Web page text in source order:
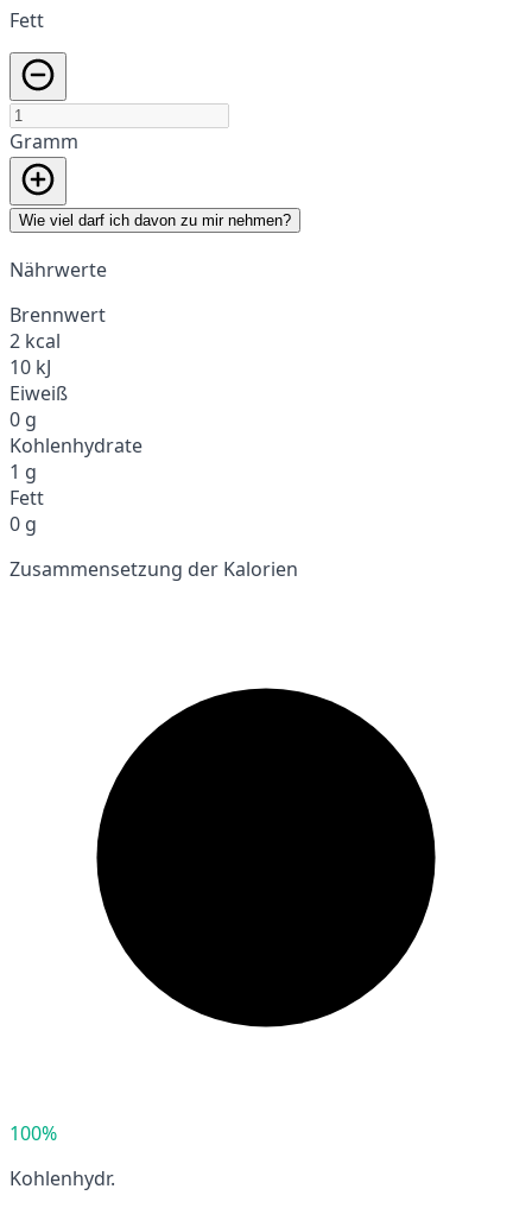
Fett
Gramm
Wie viel darf ich davon zu mir nehmen?
Nährwerte
Brennwert
2 kcal
10 kJ
Eiweiß
0 g
Kohlenhydrate
1 g
Fett
0 g
Zusammensetzung der Kalorien
100%
Kohlenhydr.